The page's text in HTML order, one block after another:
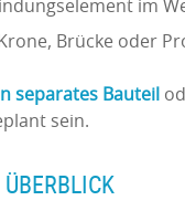
im
Brücke oder
separates Bauteil
sein.